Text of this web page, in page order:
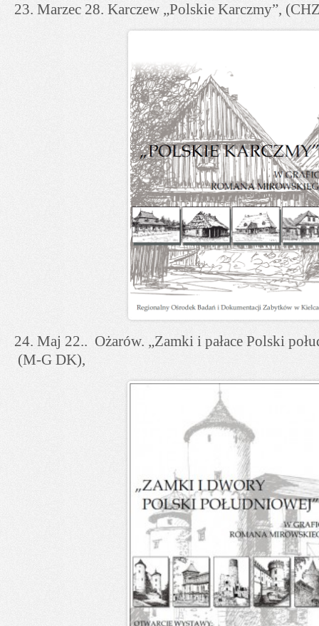
23. Marzec 28. Karczew „Polskie Karczmy”,
24. Maj 22.. Ożarów. „Zamki i pałace Polski
(M-G DK),